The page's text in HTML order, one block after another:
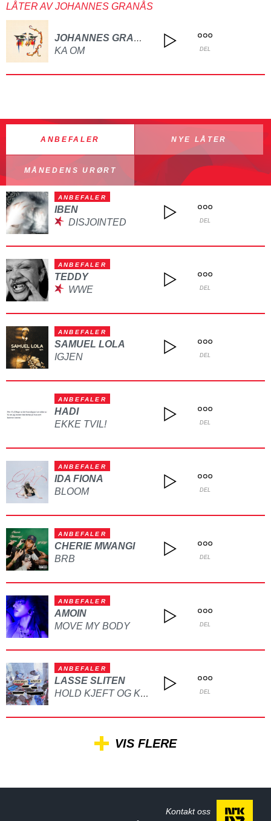
LÅTER AV JOHANNES GRANÅS
JOHANNES GRANÅS
KA OM DEL
ANBEFALER NYE LÅTER
MÅNEDENS URØRT
ANBEFALER
IBEN
DISJOINTED
DEL
ANBEFALER
TEDDY
WWE
DEL
ANBEFALER
SAMUEL LOLA
IGJEN
DEL
ANBEFALER
HADI
EKKE TVIL!
DEL
ANBEFALER
IDA FIONA
BLOOM
DEL
ANBEFALER
CHERIE MWANGI
BRB
DEL
ANBEFALER
AMOIN
MOVE MY BODY
DEL
ANBEFALER
LASSE SLITEN
HOLD KJEFT OG KYSS MEG DEL
VIS FLERE
Kontakt oss